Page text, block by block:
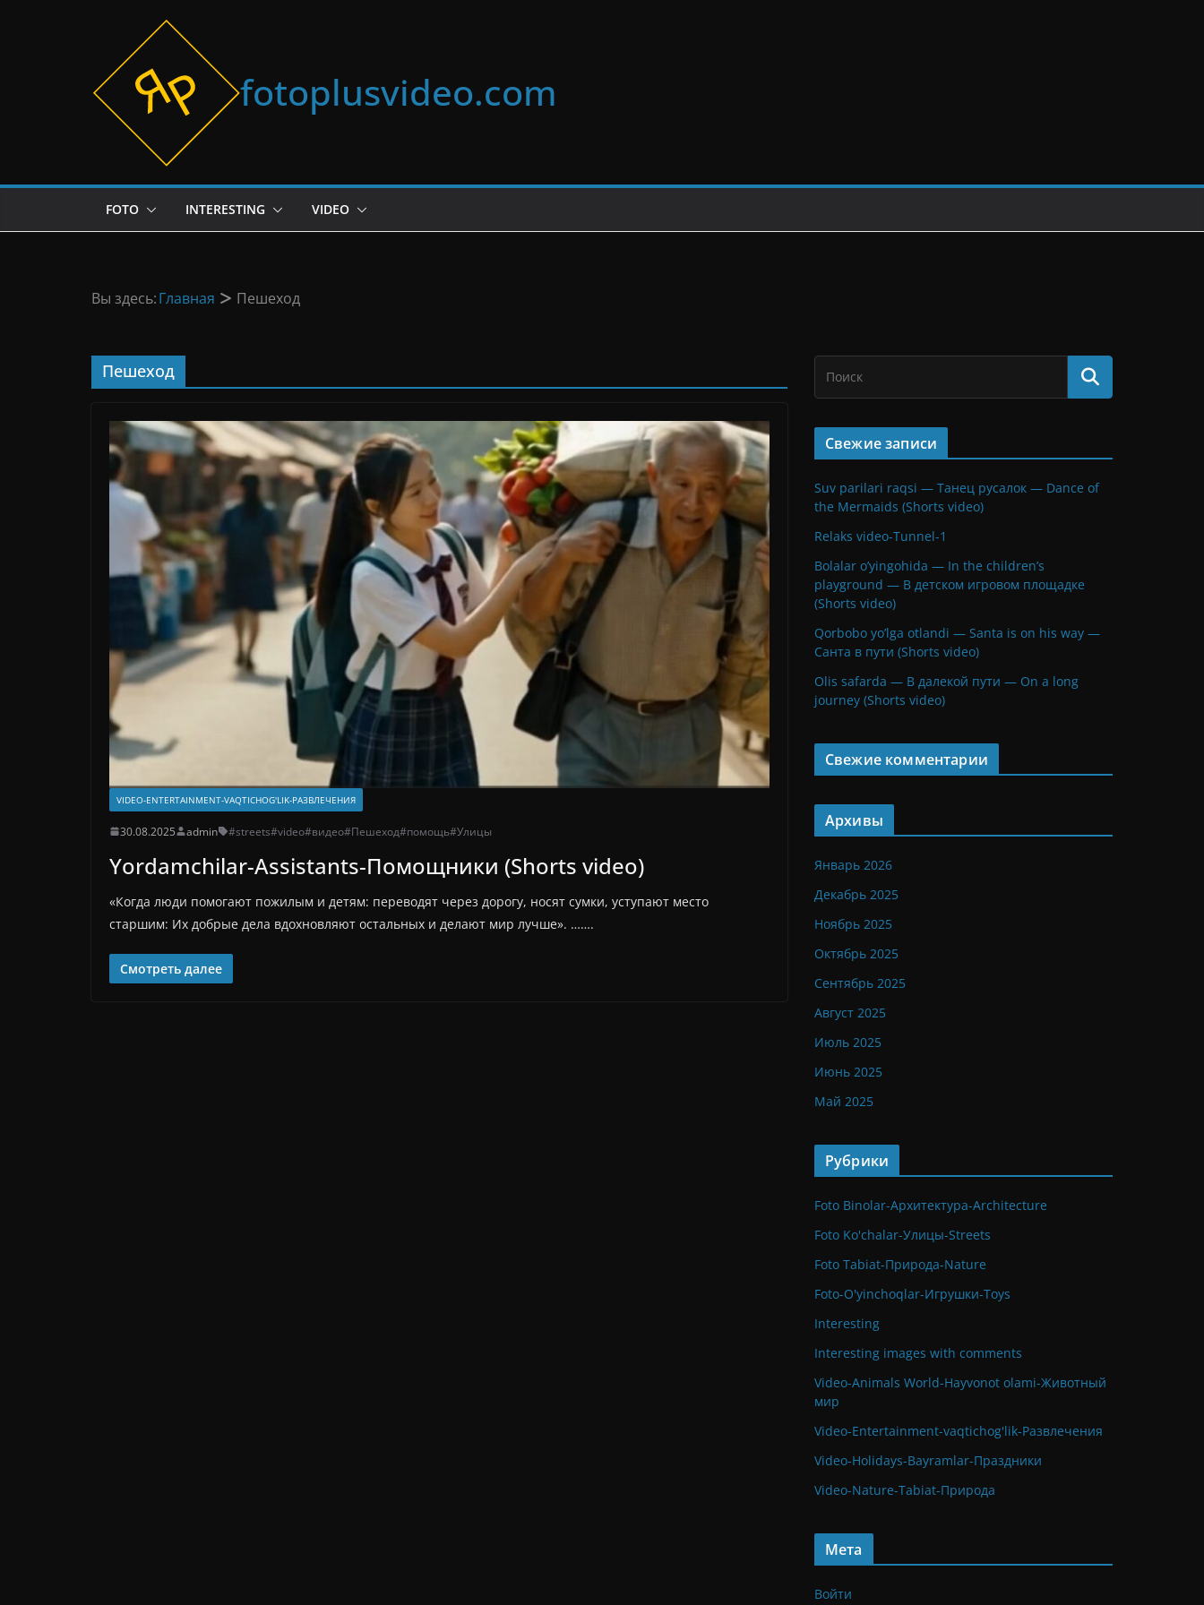
fotoplusvideo.com
FOTO INTERESTING VIDEO
Вы здесь:Главная Пешеход
Пешеход
VIDEO-ENTERTAINMENT-VAQTICHOG'LIK-РАЗВЛЕЧЕНИЯ
30.08.2025 admin #streets#video#видео#Пешеход#помощь#Улицы
Yordamchilar-Assistants-Помощники (Shorts video)
«Когда люди помогают пожилым и детям: переводят через дорогу, носят сумки, уступают место
старшим: Их добрые дела вдохновляют остальных и делают мир лучше». …….
Смотреть далее
Свежие записи
Suv parilari raqsi — Танец русалок — Dance of
the Mermaids (Shorts video)
Relaks video-Tunnel-1
Bolalar o’yingohida — In the children’s
playground — В детском игровом площадке
(Shorts video)
Qorbobo yo’lga otlandi — Santa is on his way —
Санта в пути (Shorts video)
Olis safarda — В далекой пути — On a long
journey (Shorts video)
Свежие комментарии
Архивы
Январь 2026
Декабрь 2025
Ноябрь 2025
Октябрь 2025
Сентябрь 2025
Август 2025
Июль 2025
Июнь 2025
Май 2025
Рубрики
Foto Binolar-Архитектура-Architecture
Foto Ko'chalar-Улицы-Streets
Foto Tabiat-Природа-Nature
Foto-O'yinchoqlar-Игрушки-Toys
Interesting
Interesting images with comments
Video-Animals World-Hayvonot olami-Животный
мир
Video-Entertainment-vaqtichog'lik-Развлечения
Video-Holidays-Bayramlar-Праздники
Video-Nature-Tabiat-Природа
Мета
Войти